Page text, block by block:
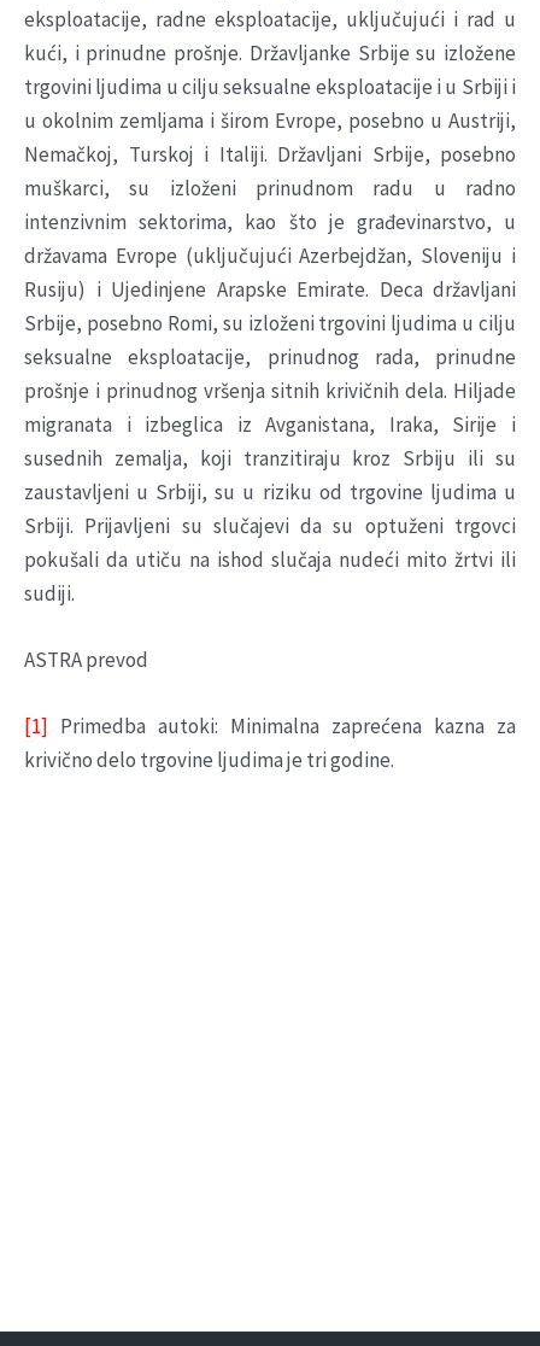
eksploatacije, radne eksploatacije, uključujući i rad u
kući, i prinudne prošnje. Državljanke Srbije su izložene
trgovini ljudima u cilju seksualne eksploatacije i u Srbiji i
u okolnim zemljama i širom Evrope, posebno u Austriji,
Nemačkoj, Turskoj i Italiji. Državljani Srbije, posebno
muškarci, su izloženi prinudnom radu u radno
intenzivnim sektorima, kao što je građevinarstvo, u
državama Evrope (uključujući Azerbejdžan, Sloveniju i
Rusiju) i Ujedinjene Arapske Emirate. Deca državljani
Srbije, posebno Romi, su izloženi trgovini ljudima u cilju
seksualne eksploatacije, prinudnog rada, prinudne
prošnje i prinudnog vršenja sitnih krivičnih dela. Hiljade
migranata i izbeglica iz Avganistana, Iraka, Sirije i
susednih zemalja, koji tranzitiraju kroz Srbiju ili su
zaustavljeni u Srbiji, su u riziku od trgovine ljudima u
Srbiji. Prijavljeni su slučajevi da su optuženi trgovci
pokušali da utiču na ishod slučaja nudeći mito žrtvi ili
sudiji.
ASTRA prevod
[1] Primedba autoki: Minimalna zaprećena kazna za
krivično delo trgovine ljudima je tri godine.